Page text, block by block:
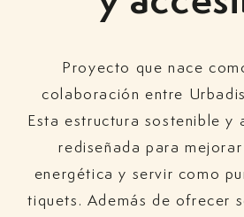
Proyecto que nace
colaboración entre
Esta estructura sostenible y
rediseñada para
energética y servir como
tiquets. Además de ofrecer